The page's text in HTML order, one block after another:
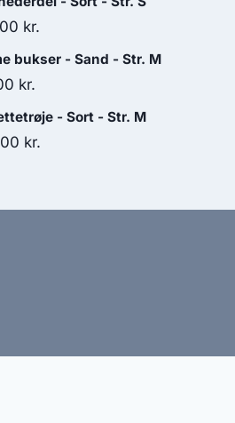
kr.
price
bukser - Sand - Str. M
kr.
price
is:
- Sort - Str. M
kr.